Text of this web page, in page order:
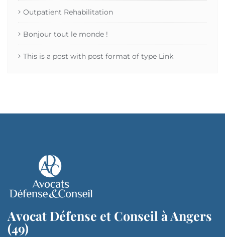
Outpatient Rehabilitation
Bonjour tout le monde !
This is a post with post format of type Link
Avocat Défense et Conseil à Angers
(49)